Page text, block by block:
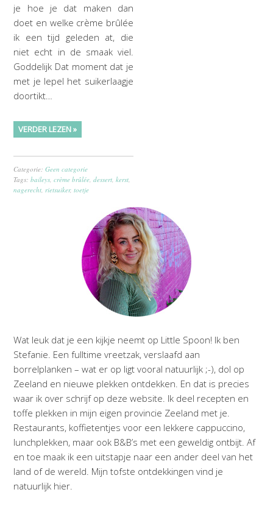
je hoe je dat maken dan
doet en welke crème brûlée
ik een tijd geleden at, die
niet echt in de smaak viel.
Goddelijk Dat moment dat je
met je lepel het suikerlaagje
doortikt…
VERDER LEZEN »
Categorie:Geen categorie
Tags:baileys ,crème brûlée ,dessert ,kerst
nagerecht rietsuiker,toetje
Wat leuk dat je een kijkje neemt op Little Spoon! Ik ben
Stefanie. Een fulltime vreetzak, verslaafd aan
borrelplanken – wat er op ligt vooral natuurlijk ;-), dol op
Zeeland en nieuwe plekken ontdekken. En dat is precies
waar ik over schrijf op deze website. Ik deel recepten en
toffe plekken in mijn eigen provincie Zeeland met je.
Restaurants, koffietentjes voor een lekkere cappuccino,
lunchplekken, maar ook B&B’s met een geweldig ontbijt. Af
en toe maak ik een uitstapje naar een ander deel van het
land of de wereld. Mijn tofste ontdekkingen vind je
natuurlijk hier.